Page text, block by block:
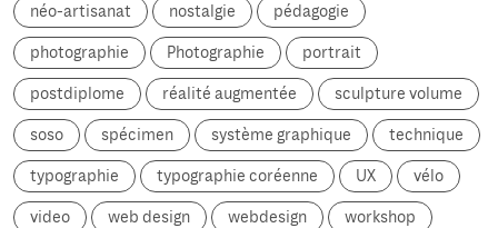
néo-artisanat nostalgie pédagogie
photographie Photographie portrait
postdiplome réalité augmentée sculpture volume
soso spécimen système graphique technique
typographie typographie coréenne UX vélo
video web design webdesign workshop